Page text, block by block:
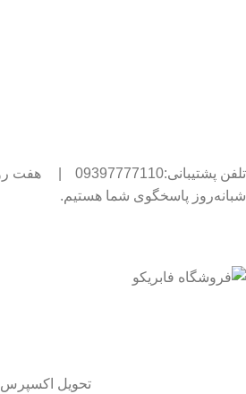
تلفن پشتیبانی:09397777110
شبانه‌روز پاسخگوی شما هستیم.
تحویل اکسپرس